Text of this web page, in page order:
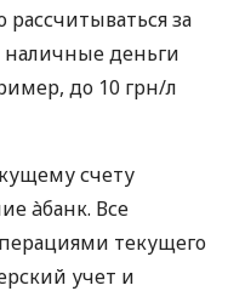
за
наличные деньги
до 10 грн/л
счету
àбанк. Все
текущего
учет и